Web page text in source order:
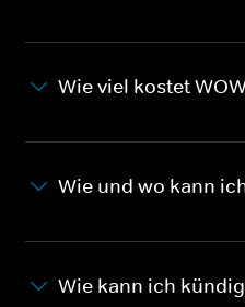
Wie viel kostet
Wie und wo kann
Wie kann ich